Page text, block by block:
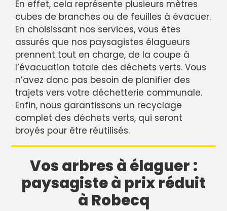
En effet, cela représente plusieurs mètres
cubes de branches ou de feuilles à évacuer.
En choisissant nos services, vous êtes
assurés que nos paysagistes élagueurs
prennent tout en charge, de la coupe à
l’évacuation totale des déchets verts. Vous
n’avez donc pas besoin de planifier des
trajets vers votre déchetterie communale.
Enfin, nous garantissons un recyclage
complet des déchets verts, qui seront
broyés pour être réutilisés.
Vos arbres à élaguer :
paysagiste à prix réduit
à Robecq